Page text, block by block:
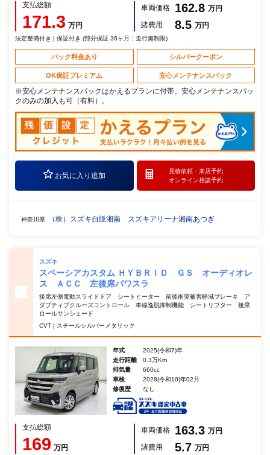
支払総額
171.3 万円
車両価格 162.8 万円
諸費用
8.5 万円
法定整備付き | 保証付き (部分保証 36ヶ月：走行無制限)
パック料金あり シルバークーポン
OK保証プレミアム 安心メンテナンスパック
※安心メンテナンスパックはかえるプランに付帯。安心メンテナンスパッ
クのみの加入も可（有料）。
お気に入り追加
見積依頼・ 来店予約
オンライン相談予約
神奈川県 （株）スズキ自販湘南 スズキアリーナ湘南あつぎ
スズキ
スペーシアカスタム ＨＹＢＲＩＤ ＧＳ オーディオレ
ス ＡＣＣ 左後席パワスラ
後席左側電動スライドドア シートヒーター 前後衝突被害軽減ブレーキ ア
ダプティブクルーズコントロール 車線逸脱抑制機能 シートリフター 後席
ロールサンシェード
CVT | スチールシルバーメタリック
年式
2025(令和7)年
走行距離
0.3万Km
排気量
660cc
車検
2028(令和10)年02月
修復歴
なし
支払総額
169 万円
車両価格 163.3 万円
諸費用
5.7 万円